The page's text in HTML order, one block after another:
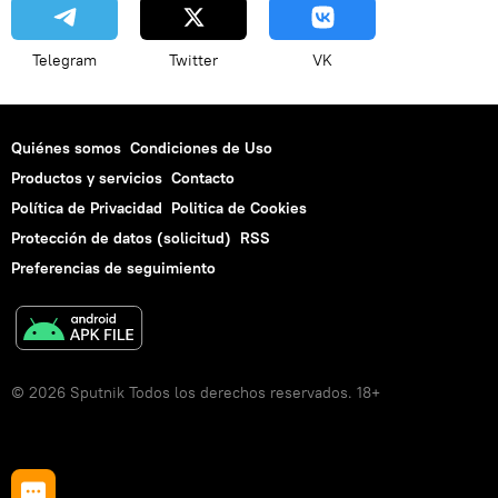
Telegram Twitter VK
Quiénes somos Condiciones de Uso
Productos y servicios Contacto
Política de Privacidad Politica de Cookies
Protección de datos (solicitud) RSS
Preferencias de seguimiento
© 2026 Sputnik Todos los derechos reservados. 18+